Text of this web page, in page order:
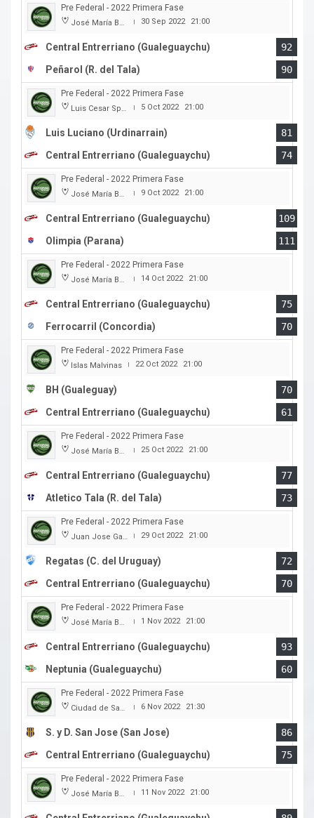
Pre Federal - 2022 Primera Fase
José María Bertora | 30 Sep 2022 21:00
Central Entrerriano (Gualeguaychu)
92
Peñarol (R. del Tala)
90
Pre Federal - 2022 Primera Fase
Luis Cesar Spiazzi | 5 Oct 2022 21:00
Luis Luciano (Urdinarrain)
81
Central Entrerriano (Gualeguaychu)
74
Pre Federal - 2022 Primera Fase
José María Bertora | 9 Oct 2022 21:00
Central Entrerriano (Gualeguaychu)
109
Olimpia (Parana)
111
Pre Federal - 2022 Primera Fase
José María Bertora | 14 Oct 2022 21:00
Central Entrerriano (Gualeguaychu)
75
Ferrocarril (Concordia)
70
Pre Federal - 2022 Primera Fase
Islas Malvinas | 22 Oct 2022 21:00
BH (Gualeguay)
70
Central Entrerriano (Gualeguaychu)
61
Pre Federal - 2022 Primera Fase
José María Bertora | 25 Oct 2022 21:00
Central Entrerriano (Gualeguaychu)
77
Atletico Tala (R. del Tala)
73
Pre Federal - 2022 Primera Fase
Juan Jose Garro | 29 Oct 2022 21:00
Regatas (C. del Uruguay)
72
Central Entrerriano (Gualeguaychu)
70
Pre Federal - 2022 Primera Fase
José María Bertora | 1 Nov 2022 21:00
Central Entrerriano (Gualeguaychu)
93
Neptunia (Gualeguaychu)
60
Pre Federal - 2022 Primera Fase
Ciudad de San Jose | 6 Nov 2022 21:30
S. y D. San Jose (San Jose)
86
Central Entrerriano (Gualeguaychu)
75
Pre Federal - 2022 Primera Fase
José María Bertora | 11 Nov 2022 21:00